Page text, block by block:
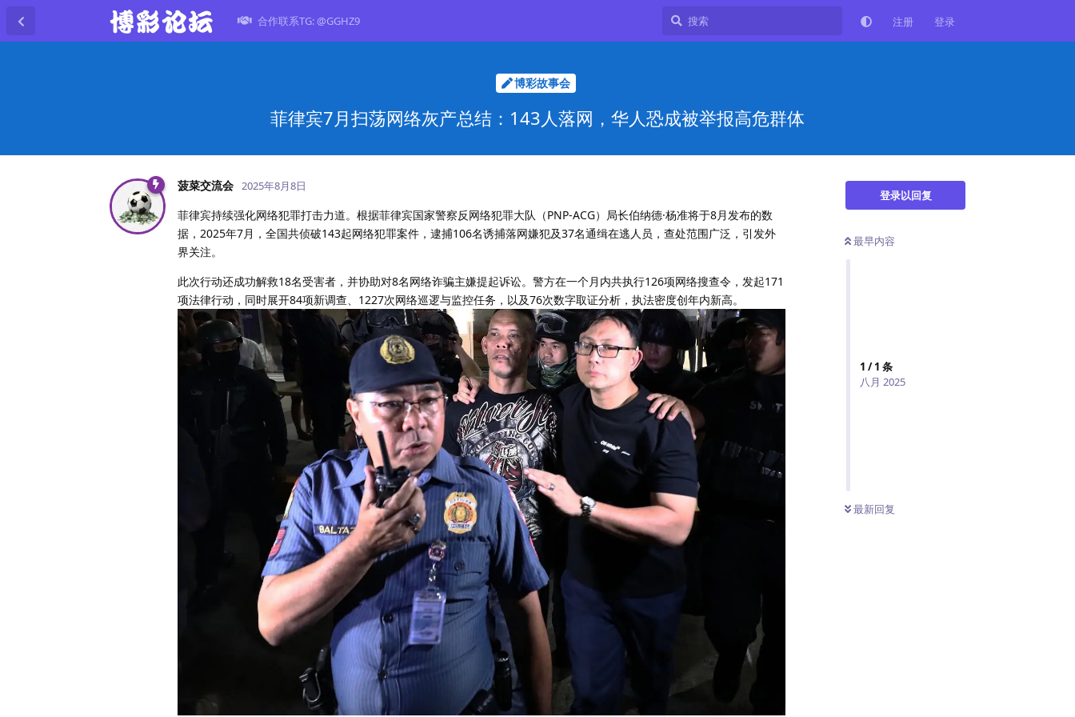
合作联系TG: @GGHZ9 注册 登录
博彩故事会
菲律宾7月扫荡网络灰产总结：143人落网，华人恐成被举报高危群体
登录以回复
最早内容
1 /1 条
八月 2025
最新回复
菠菜交流会 2025年8月8日
菲律宾持续强化网络犯罪打击力道。根据菲律宾国家警察反网络犯罪大队（PNP-ACG）局长伯纳德·杨准将于8月发布的数
据，2025年7月，全国共侦破143起网络犯罪案件，逮捕106名诱捕落网嫌犯及37名通缉在逃人员，查处范围广泛，引发外
界关注。
此次行动还成功解救18名受害者，并协助对8名网络诈骗主嫌提起诉讼。警方在一个月内共执行126项网络搜查令，发起171
项法律行动，同时展开84项新调查、1227次网络巡逻与监控任务，以及76次数字取证分析，执法密度创年内新高。